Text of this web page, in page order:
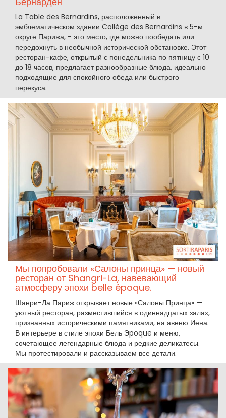
La Table des Bernardins, расположенный в
эмблематическом здании Collège des Bernardins в 5-м
округе Парижа, - это место, где можно пообедать или
передохнуть в необычной исторической обстановке. Этот
ресторан-кафе, открытый с понедельника по пятницу с 10
до 18 часов, предлагает разнообразные блюда, идеально
подходящие для спокойного обеда или быстрого
перекуса.
Мы попробовали «Салоны принца» — новый
ресторан от Shangri-La, навевающий
атмосферу эпохи belle époque.
Шанри-Ла Париж открывает новые «Салоны Принца» —
уютный ресторан, разместившийся в одиннадцатых залах,
признанных историческими памятниками, на авеню Иена.
В интерьере в стиле эпохи Бель Эpoque и меню,
сочетающее легендарные блюда и редкие деликатесы.
Мы протестировали и рассказываем все детали.